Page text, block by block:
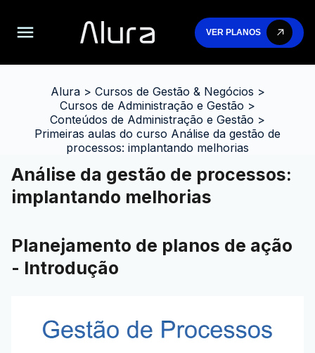
VER PLANOS
Alura> Cursos de Gestão & Negócios >
Cursos de Administração e Gestão >
Conteúdos de Administração e Gestão >
Primeiras aulas do curso Análise da gestão de
processos: implantando melhorias
Análise da gestão de processos:
implantando melhorias
Planejamento de planos de ação
- Introdução